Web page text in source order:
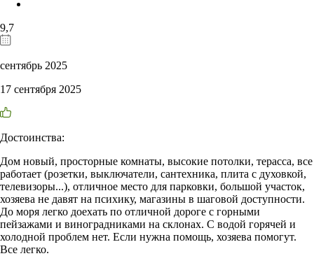
9,7
сентябрь 2025
17 сентября 2025
Достоинства:
Дом новый, просторные комнаты, высокие потолки, терасса, все
работает (розетки, выключатели, сантехника, плита с духовкой,
телевизоры...), отличное место для парковки, большой участок,
хозяева не давят на психику, магазины в шаговой доступности.
До моря легко доехать по отличной дороге с горными
пейзажами и виноградниками на склонах. С водой горячей и
холодной проблем нет. Если нужна помощь, хозяева помогут.
Все легко.